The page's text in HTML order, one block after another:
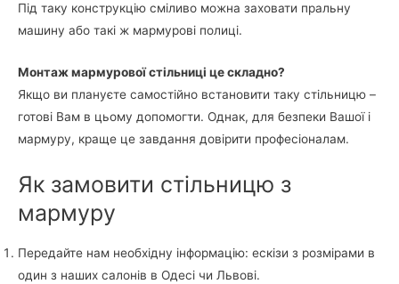
Під таку конструкцію сміливо можна заховати пральну
машину або такі ж мармурові полиці.
Монтаж мармурової стільниці це складно?
Якщо ви плануєте самостійно встановити таку стільницю –
готові Вам в цьому допомогти. Однак, для безпеки Вашої і
мармуру, краще це завдання довірити професіоналам.
Як замовити стільницю з
мармуру
Передайте нам необхідну інформацію: ескізи з розмірами в
один з наших салонів в Одесі чи Львові.